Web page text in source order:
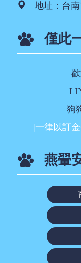
地址： 台
僅此
狗
|一律以訂
燕翬